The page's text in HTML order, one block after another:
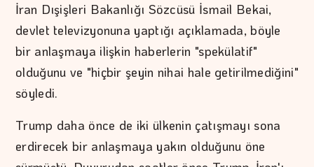
İran Dışişleri Bakanlığı Sözcüsü İsmail Bekai,
devlet televizyonuna yaptığı açıklamada, böyle
bir anlaşmaya ilişkin haberlerin "spekülatif"
olduğunu ve "hiçbir şeyin nihai hale getirilmediğini"
söyledi.
Trump daha önce de iki ülkenin çatışmayı sona
erdirecek bir anlaşmaya yakın olduğunu öne